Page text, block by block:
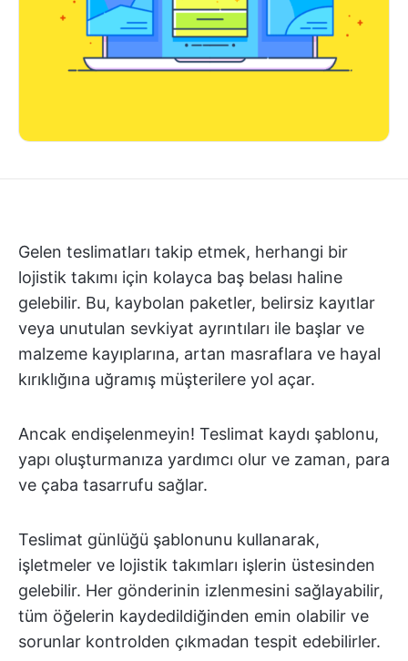
Gelen teslimatları takip etmek, herhangi bir
lojistik takımı için kolayca baş belası haline
gelebilir. Bu, kaybolan paketler, belirsiz kayıtlar
veya unutulan sevkiyat ayrıntıları ile başlar ve
malzeme kayıplarına, artan masraflara ve hayal
kırıklığına uğramış müşterilere yol açar.
Ancak endişelenmeyin! Teslimat kaydı şablonu,
yapı oluşturmanıza yardımcı olur ve zaman, para
ve çaba tasarrufu sağlar.
Teslimat günlüğü şablonunu kullanarak,
işletmeler ve lojistik takımları işlerin üstesinden
gelebilir. Her gönderinin izlenmesini sağlayabilir,
tüm öğelerin kaydedildiğinden emin olabilir ve
sorunlar kontrolden çıkmadan tespit edebilirler.